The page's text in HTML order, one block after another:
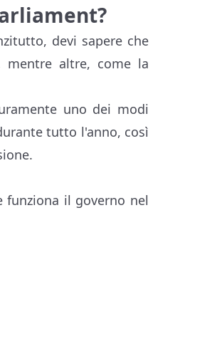
devi sapere che
mentre altre, come la
uno dei modi
tutto l'anno, così
funziona il governo nel